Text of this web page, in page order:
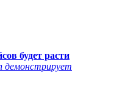
будет расти
демонстрирует